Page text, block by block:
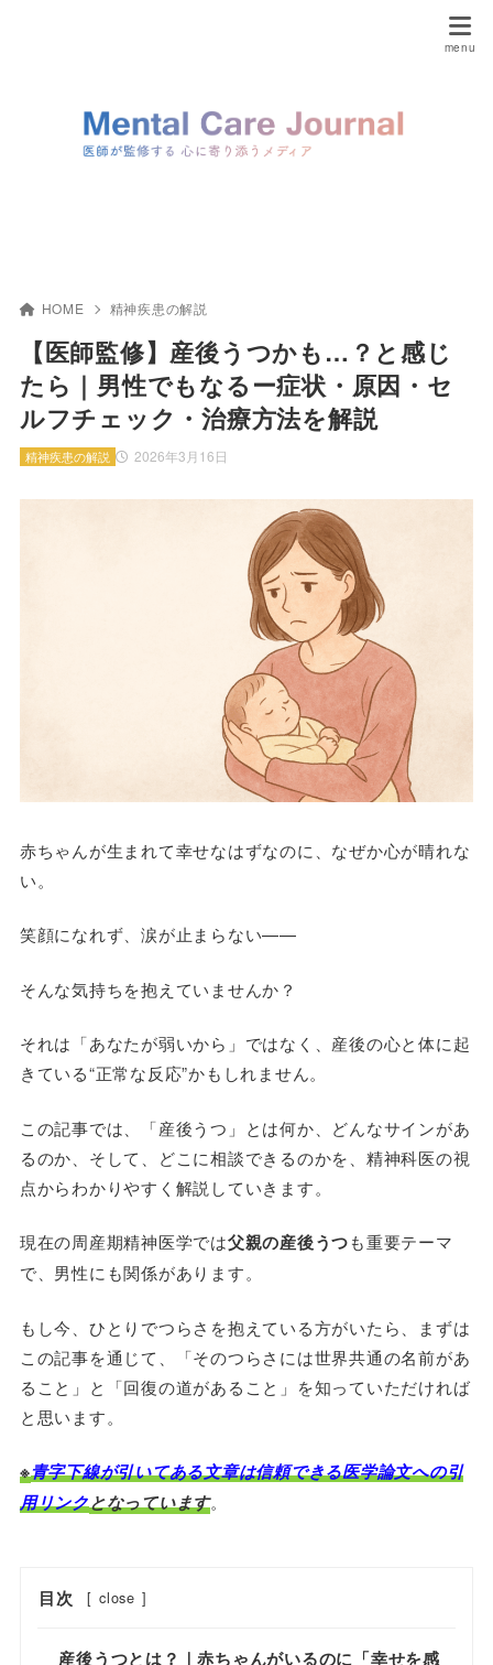
HOME 精神疾患の解説
【医師監修】産後うつかも…？と感じ
たら｜男性でもなるー症状・原因・セ
ルフチェック・治療方法を解説
2026年3月16日
精神疾患の解説
赤ちゃんが生まれて幸せなはずなのに、なぜか心が晴れな
い。
笑顔になれず、涙が止まらない——
そんな気持ちを抱えていませんか？
それは「あなたが弱いから」ではなく、産後の心と体に起
きている“正常な反応”かもしれません。
この記事では、「産後うつ」とは何か、どんなサインがあ
るのか、そして、どこに相談できるのかを、精神科医の視
点からわかりやすく解説していきます。
現在の周産期精神医学では父親の産後うつも重要テーマ
で、男性にも関係があります。
もし今、ひとりでつらさを抱えている方がいたら、まずは
この記事を通じて、「そのつらさには世界共通の名前があ
ること」と「回復の道があること」を知っていただければ
と思います。
※青字下線が引いてある文章は信頼できる医学論文への引
用リンクとなっています。
目次 [ close ]
産後うつとは？｜赤ちゃんがいるのに「幸せを感